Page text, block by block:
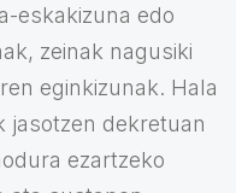
eskakizuna edo
zeinak nagusiki
eginkizunak. Hala
jasotzen dekretuan
ezartzeko